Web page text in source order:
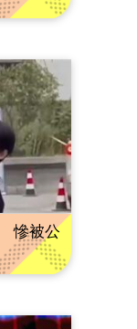
慘被公